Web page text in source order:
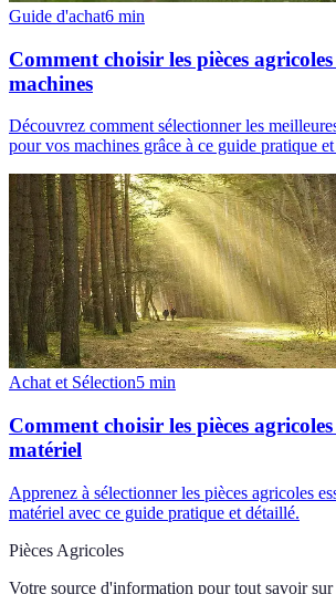
Guide d'achat6 min
Comment choisir les pièces
machines
Découvrez comment sélectionner les
pour vos machines grâce à ce guide pratique
Achat et Sélection5 min
Comment choisir les pièces
matériel
Apprenez à sélectionner les pièces agricoles
matériel avec ce guide pratique et détaillé.
Pièces Agricoles
Votre source d'information pour tout savoir sur